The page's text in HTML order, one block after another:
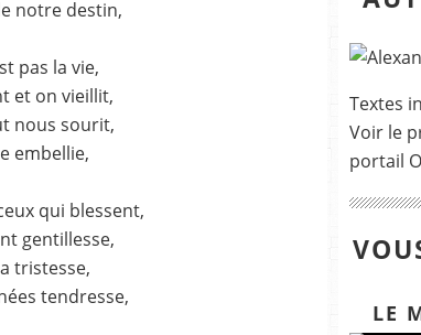
notre destin,
pas la vie,
et on vieillit,
nous sourit,
embellie,
qui blessent,
gentillesse,
tristesse,
tendresse,
Textes
Voir le
portail
LE